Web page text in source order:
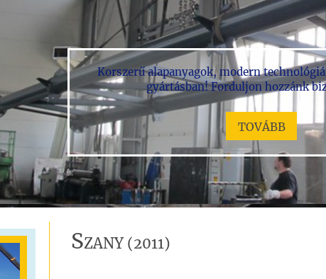
Korszerű alapanyagok, modern
gyártásban! Forduljon hozzánk
TOVÁBB
SZANY (2011)